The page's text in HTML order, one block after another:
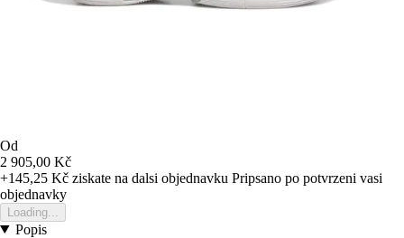
Od
2 905,00 Kč
+145,25 Kč ziskate na dalsi objednavku Pripsano po potvrzeni vasi
objednavky
Loading...
Popis